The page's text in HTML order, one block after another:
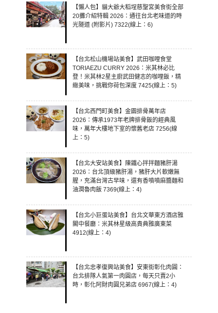
【懶人包】貓大爺大稻埕慈聖宮美食街全部
20攤介紹特輯 2026：通往台北老味道的時
光隧道 (附影片) 7322(線上：6)
【台北松山機場站美食】武田咖哩食堂
TORIAEZU CURRY 2026：米其林必比
登！米其林2星主廚武田健志的咖哩飯，精
緻美味，挑戰你荷包深度 7425(線上：5)
【台北西門町美食】金園排骨萬年店
2026：傳承1973年老牌排骨飯的經典風
味，萬年大樓地下室的懷舊老店 7256(線
上：5)
【台北大安站美食】陳鐵心拌拌麵豬肝湯
2026：台北頂級豬肝湯，豬肝大片軟嫩無
腥，充滿台灣古早味，還有香噴噴麻醬麵和
油潤魯肉飯 7369(線上：4)
【台北小巨蛋站美食】台北文華東方酒店雅
閣中餐廳：米其林星級高貴典雅廣東菜
4912(線上：4)
【台北忠孝復興站美食】安東街彰化肉圓：
台北排隊人氣第一肉圓店，每天只賣2小
時，彰化阿財肉圓兄弟店 6967(線上：4)